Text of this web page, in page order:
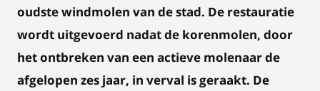
oudste windmolen van de stad. De restauratie
wordt uitgevoerd nadat de korenmolen, door
het ontbreken van een actieve molenaar de
afgelopen zes jaar, in verval is geraakt. De